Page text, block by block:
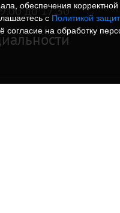
до 17:30
обеспечения
с Политикой
согласие на обработку